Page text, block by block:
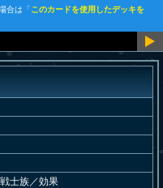
合は「このカードを使用したデッキを
士族／効果